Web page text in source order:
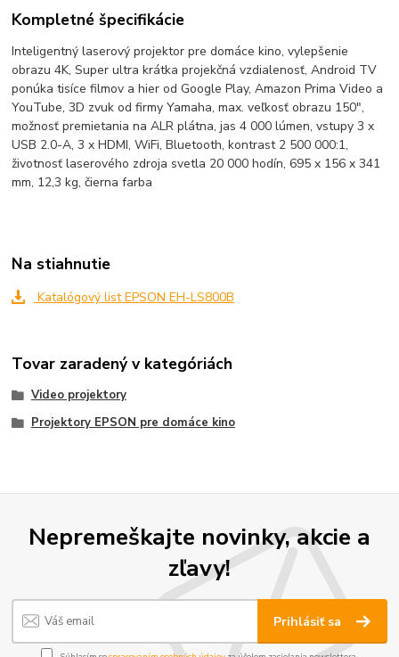
Kompletné špecifikácie
Inteligentný laserový projektor pre domáce kino, vylepšenie
obrazu 4K, Super ultra krátka projekčná vzdialenosť, Android TV
ponúka tisíce filmov a hier od Google Play, Amazon Prima Video a
YouTube, 3D zvuk od firmy Yamaha, max. veľkosť obrazu 150",
možnosť premietania na ALR plátna, jas 4 000 lúmen, vstupy 3 x
USB 2.0-A, 3 x HDMI, WiFi, Bluetooth, kontrast 2 500 000:1,
životnosť laserového zdroja svetla 20 000 hodín, 695 x 156 x 341
mm, 12,3 kg, čierna farba
Na stiahnutie
Katalógový list EPSON EH-LS800B
Tovar zaradený v kategóriách
Video projektory
Projektory EPSON pre domáce kino
Nepremeškajte novinky, akcie a
zľavy!
Prihlásiť sa